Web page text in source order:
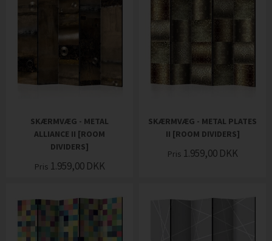
SKÆRMVÆG - METAL
ALLIANCE II [ROOM
DIVIDERS]
Pris 1.959,00 DKK
SKÆRMVÆG - METAL PLATES
II [ROOM DIVIDERS]
Pris 1.959,00 DKK